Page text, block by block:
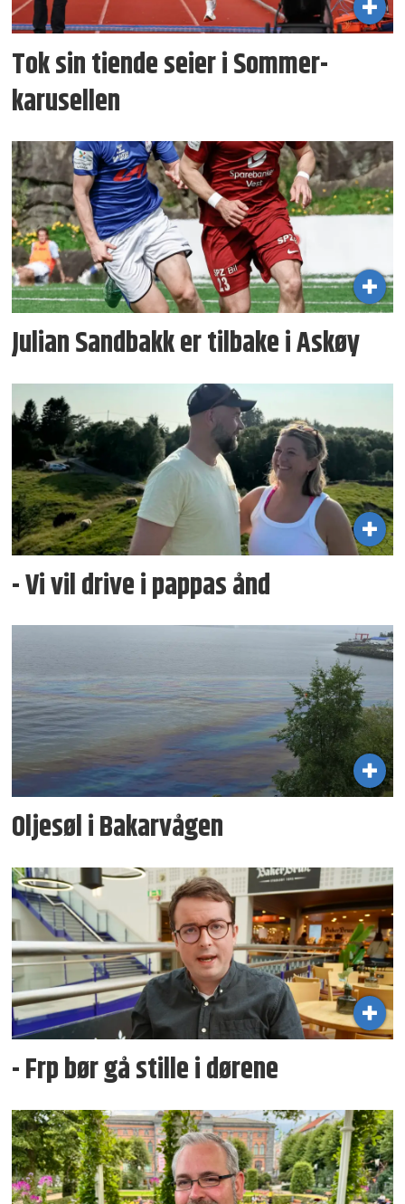
Tok sin tiende seier i Sommer­
karusellen
Julian Sandbakk er tilbake i Askøy
- Vi vil drive i pappas ånd
Oljesøl i Bakarvågen
- Frp bør gå stille i dørene